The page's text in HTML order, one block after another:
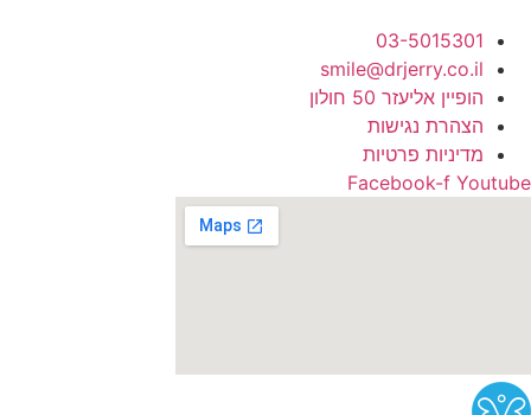
03-5015301
smile@drjerry.co.il
הופיין אליעזר 50 חולון
הצהרת נגישות
מדיניות פרטיות
Facebook-f Youtube